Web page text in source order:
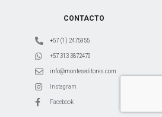
CONTACTO
+57 (1) 2475955
+57 313 3872470
info@monteseditores.com
Instagram
Facebook